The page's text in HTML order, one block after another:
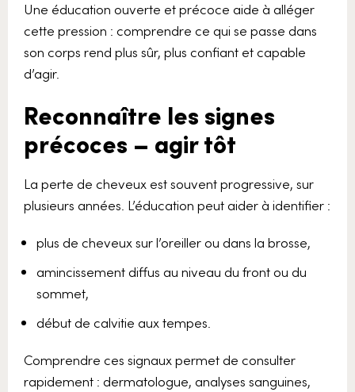
Une éducation ouverte et précoce aide à alléger
cette pression : comprendre ce qui se passe dans
son corps rend plus sûr, plus confiant et capable
d’agir.
Reconnaître les signes
précoces – agir tôt
La perte de cheveux est souvent progressive, sur
plusieurs années. L’éducation peut aider à identifier :
plus de cheveux sur l’oreiller ou dans la brosse,
amincissement diffus au niveau du front ou du
sommet,
début de calvitie aux tempes.
Comprendre ces signaux permet de consulter
rapidement : dermatologue, analyses sanguines,